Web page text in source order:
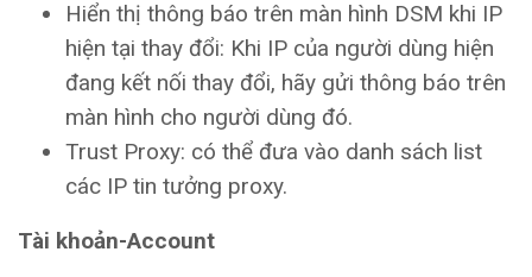
Hiển thị thông báo trên màn hình DSM khi IP
hiện tại thay đổi: Khi IP của người dùng hiện
đang kết nối thay đổi, hãy gửi thông báo trên
màn hình cho người dùng đó.
Trust Proxy: có thể đưa vào danh sách list
các IP tin tưởng proxy.
Tài khoản-Account